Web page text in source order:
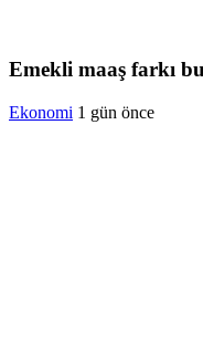
Emekli maaş farkı
Ekonomi 1 gün önce